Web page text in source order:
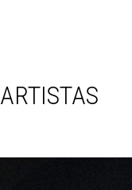
ARTISTAS